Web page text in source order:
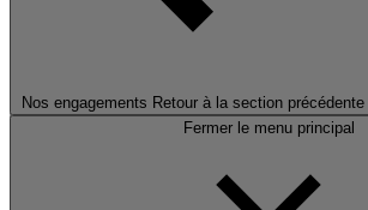
Nos engagements Retour à la section précédente
Fermer le menu principal